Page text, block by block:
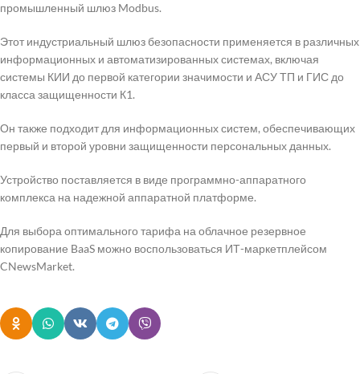
промышленный шлюз Modbus.
Этот индустриальный шлюз безопасности применяется в различных
информационных и автоматизированных системах, включая
системы КИИ до первой категории значимости и АСУ ТП и ГИС до
класса защищенности К1.
Он также подходит для информационных систем, обеспечивающих
первый и второй уровни защищенности персональных данных.
Устройство поставляется в виде программно-аппаратного
комплекса на надежной аппаратной платформе.
Для выбора оптимального тарифа на облачное резервное
копирование BaaS можно воспользоваться ИТ-маркетплейсом
CNewsMarket.